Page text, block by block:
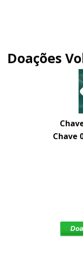
Doações
Chave